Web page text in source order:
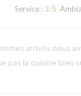
Service: 3/5
arrivés nous
pas la cuisine bien